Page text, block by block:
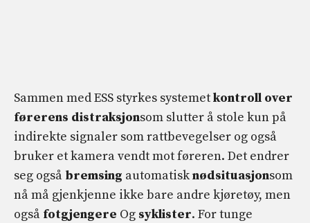
Sammen med ESS styrkes systemetkontroll over
førerens distraksjonsom slutter å stole kun på
indirekte signaler som rattbevegelser og også
bruker et kamera vendt mot føreren. Det endrer
seg også bremsing automatisknødsituasjonsom
nå må gjenkjenne ikke bare andre kjøretøy, men
også fotgjengere Og syklister. For tunge